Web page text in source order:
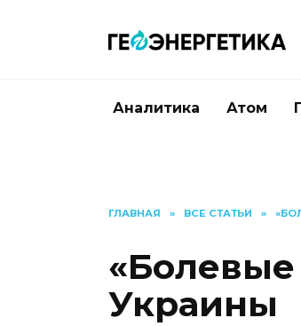
Аналитика Атом
ГЛАВНАЯ » ВСЕ СТАТЬИ »
«Болевые
Украины